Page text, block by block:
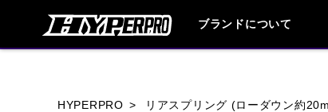
ブランドについて
HYPERPRO リアスプリング (ローダウン約